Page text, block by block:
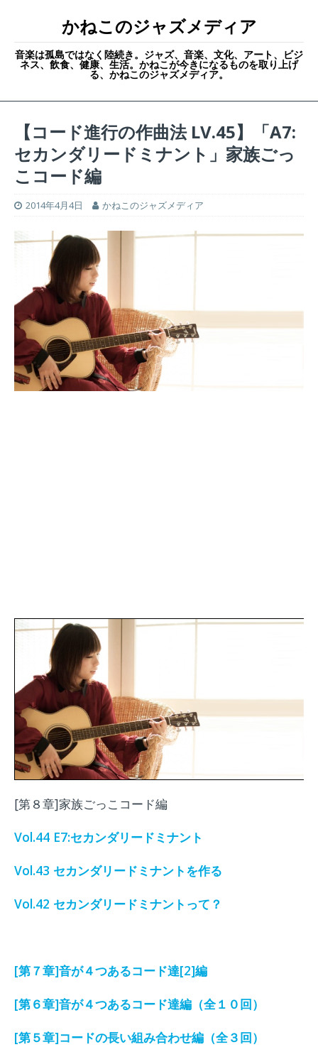
かねこのジャズメディア
音楽は孤島ではなく陸続き。ジャズ、音楽、文化、アート、ビジ
ネス、飲食、健康、生活。かねこが今きになるものを取り上げ
る、かねこのジャズメディア。
【コード進行の作曲法 LV.45】「A7:
セカンダリードミナント」家族ごっ
こコード編
2014年4月4日 かねこのジャズメディア
[第８章]家族ごっこコード編
Vol.44 E7:セカンダリードミナント
Vol.43 セカンダリードミナントを作る
Vol.42 セカンダリードミナントって？
[第７章]音が４つあるコード達[2]編
[第６章]音が４つあるコード達編（全１０回）
[第５章]コードの長い組み合わせ編（全３回）